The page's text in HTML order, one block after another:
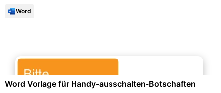
Word
Word Vorlage für Handy-ausschalten-Botschaften